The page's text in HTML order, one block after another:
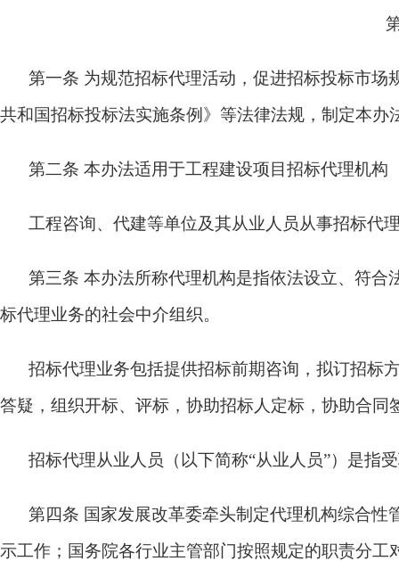
第一条 为规范招标代理活动，促进招标投标市
共和国招标投标法实施条例》等法律法规，制定本办
第二条 本办法适用于工程建设项目招标代理机构
工程咨询、代建等单位及其从业人员从事招标代
第三条 本办法所称代理机构是指依法设立、符合
标代理业务的社会中介组织。
招标代理业务包括提供招标前期咨询，拟订招标
答疑，组织开标、评标，协助招标人定标，协助合同
招标代理从业人员（以下简称“从业人员”）是指
第四条 国家发展改革委牵头制定代理机构综合
示工作；国务院各行业主管部门按照规定的职责分